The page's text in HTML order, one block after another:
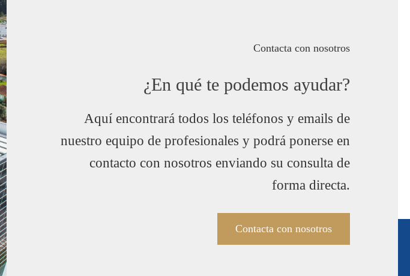
Contacta con nosotros
¿En qué te podemos ayudar?
Aquí encontrará todos los teléfonos y emails de
nuestro equipo de profesionales y podrá ponerse en
contacto con nosotros enviando su consulta de
forma directa.
Contacta con nosotros